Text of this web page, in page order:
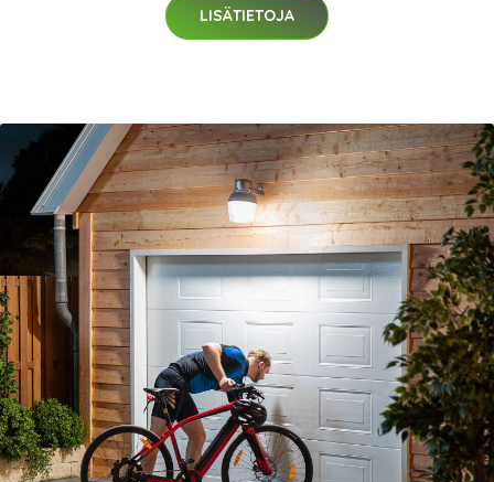
LISÄTIETOJA